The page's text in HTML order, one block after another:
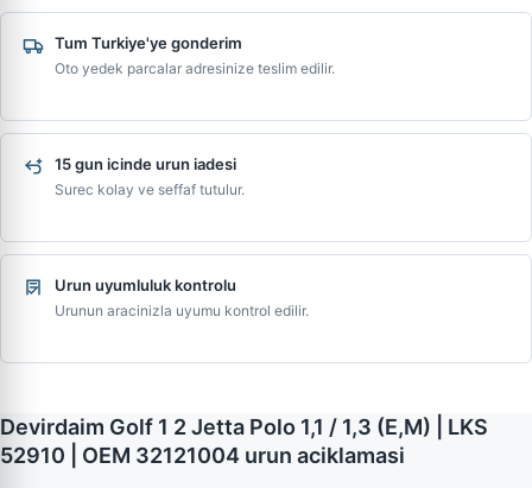
Tum Turkiye'ye gonderim
Oto yedek parcalar adresinize teslim edilir.
15 gun icinde urun iadesi
Surec kolay ve seffaf tutulur.
Urun uyumluluk kontrolu
Urunun aracinizla uyumu kontrol edilir.
Devirdaim Golf 1 2 Jetta Polo 1,1 / 1,3 (E,M) | LKS
52910 | OEM 32121004 urun aciklamasi